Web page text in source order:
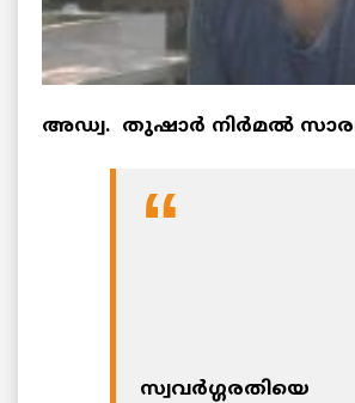
അഡ്വ. തുഷാര്‍ നിര്‍മല്‍
സ്വവര്‍ഗ്ഗരതിയെ